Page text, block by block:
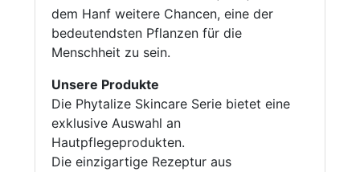
dem Hanf weitere Chancen, eine der
bedeutendsten Pflanzen für die
Menschheit zu sein.
Unsere Produkte
Die Phytalize Skincare Serie bietet eine
exklusive Auswahl an
Hautpflegeprodukten.
Die einzigartige Rezeptur aus